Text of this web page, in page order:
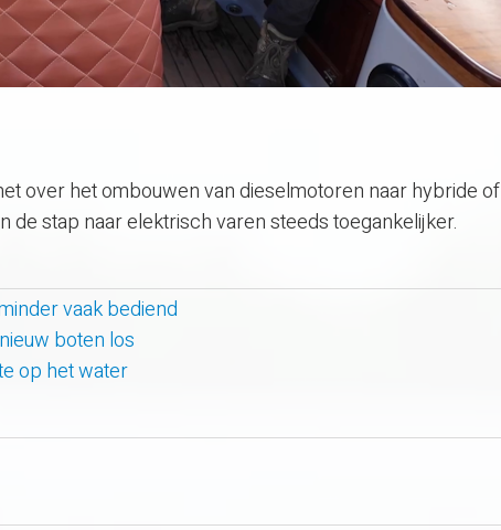
over het ombouwen van dieselmotoren naar hybride of
de stap naar elektrisch varen steeds toegankelijker.
vaak bediend
boten los
op het water